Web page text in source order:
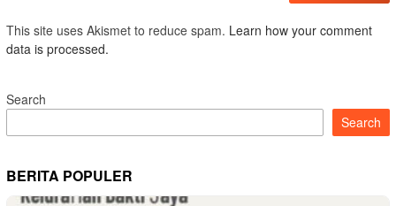
This site uses Akismet to reduce spam. Learn how your comment
data is processed.
Search
Search
BERITA POPULER